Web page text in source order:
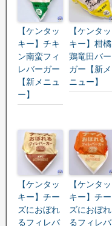
【ケンタッ
キー】チキ
ン南蛮フィ
レバーガー
【新メニュ
ー】
【ケンタッ
キー】柑橘
鶏竜田バー
ガー【新メ
ニュー】
【ケンタッ
キー】チー
ズにおぼれ
るフィレバ
【ケンタッ
キー】チー
ズにおぼれ
るフィレバ